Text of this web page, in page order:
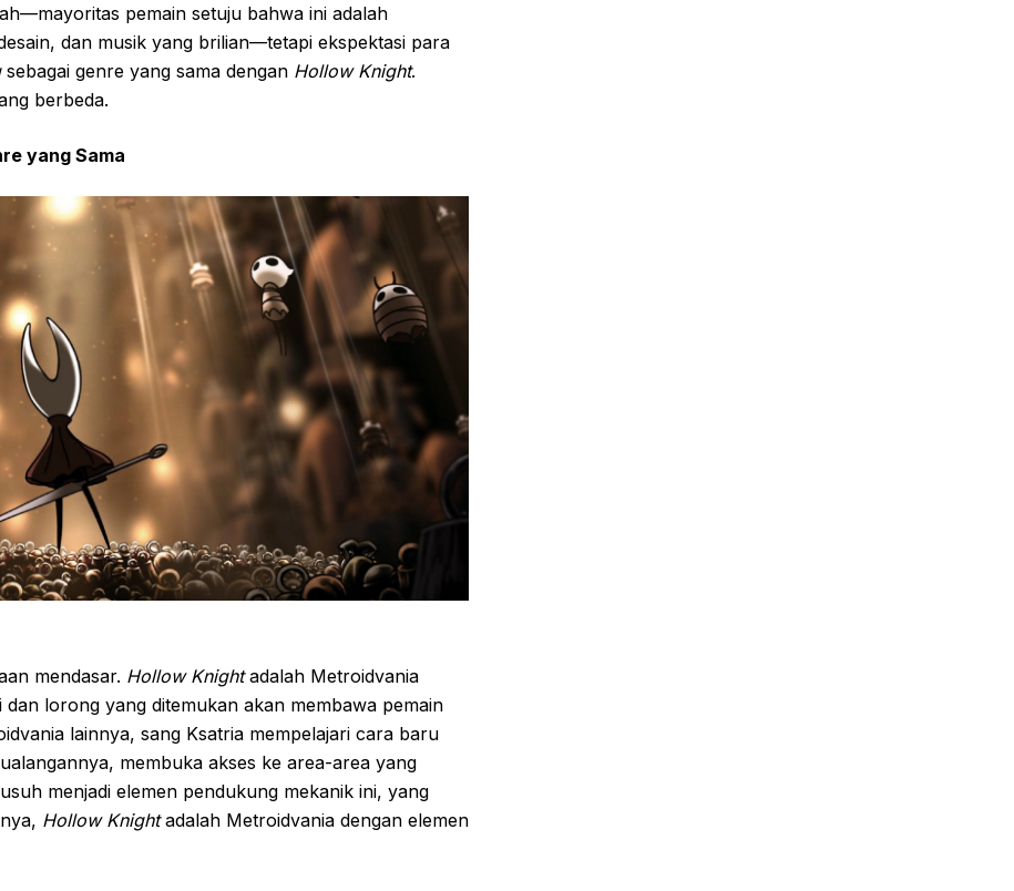
pemain setuju bahwa ini adalah
dan musik yang brilian—tetapi ekspektasi para
sebagai genre yang sama dengan Hollow Knight.
berbeda.
yang Sama
mendasar. Hollow Knightadalah Metroidvania
lorong yang ditemukan akan membawa pemain
lainnya, sang Ksatria mempelajari cara baru
membuka akses ke area-area yang
menjadi elemen pendukung mekanik ini, yang
Hollow Knightadalah Metroidvania dengan elemen